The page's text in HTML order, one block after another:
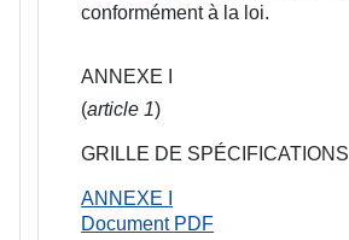
conformément à la loi.
ANNEXE I
(article 1)
GRILLE DE SPÉCIFICATIONS
ANNEXE I
Document PDF